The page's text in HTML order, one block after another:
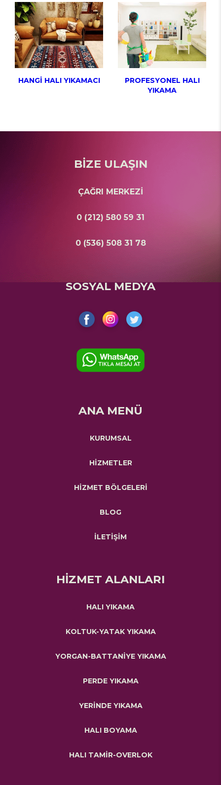
HANGİ HALI YIKAMACI
PROFESYONEL HALI
YIKAMA
BİZE ULAŞIN
ÇAĞRI MERKEZİ
0 (212) 580 59 31
0 (536) 508 31 78
SOSYAL MEDYA
ANA MENÜ
KURUMSAL
HİZMETLER
HİZMET BÖLGELERİ
BLOG
İLETİŞİM
HİZMET ALANLARI
HALI YIKAMA
KOLTUK-YATAK YIKAMA
YORGAN-BATTANİYE YIKAMA
PERDE YIKAMA
YERİNDE YIKAMA
HALI BOYAMA
HALI TAMİR-OVERLOK